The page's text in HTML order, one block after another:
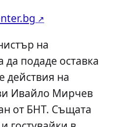
на
да подаде оставка
действия на
Ивайло Мирчев
от БНТ. Същата